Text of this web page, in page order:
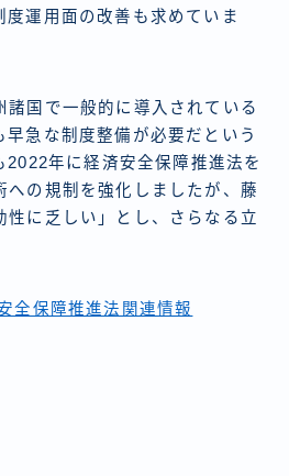
度運用面の改善も求めていま
諸国で一般的に導入されている
急な制度整備が必要だという
2022年に経済安全保障推進法を
への規制を強化しましたが、藤
性に乏しい」とし、さらなる立
全保障推進法関連情報